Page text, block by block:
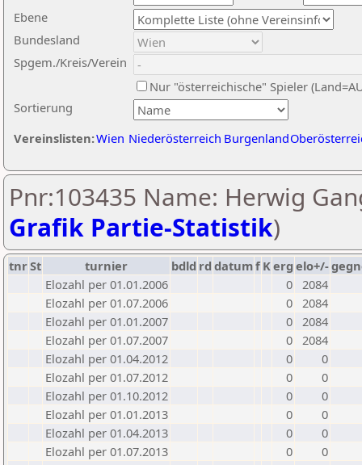
Ebene
Sortierung
Bundesland
Spgem./Kreis/Verein
Nur "österreichische" Spieler
Vereinslisten:Wien Niederösterreich Burgenland
Pnr:103435 Name: Herwig
Grafik Partie-Statistik)
tnrSt turnier bdld rd datumf Kerg elo+/-
Elozahl per 01.01.2006
0 2084
Elozahl per 01.07.2006
0 2084
Elozahl per 01.01.2007
0 2084
Elozahl per 01.07.2007
0 2084
Elozahl per 01.04.2012
0
0
Elozahl per 01.07.2012
0
0
Elozahl per 01.10.2012
0
0
Elozahl per 01.01.2013
0
0
Elozahl per 01.04.2013
0
0
Elozahl per 01.07.2013
0
0